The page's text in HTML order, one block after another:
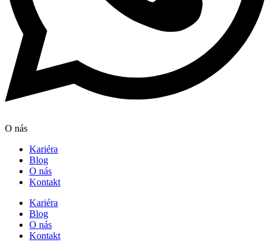
O nás
Kariéra
Blog
O nás
Kontakt
Kariéra
Blog
O nás
Kontakt